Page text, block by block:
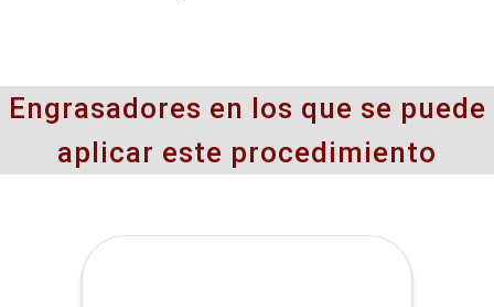
Engrasadores en los que se puede
aplicar este procedimiento